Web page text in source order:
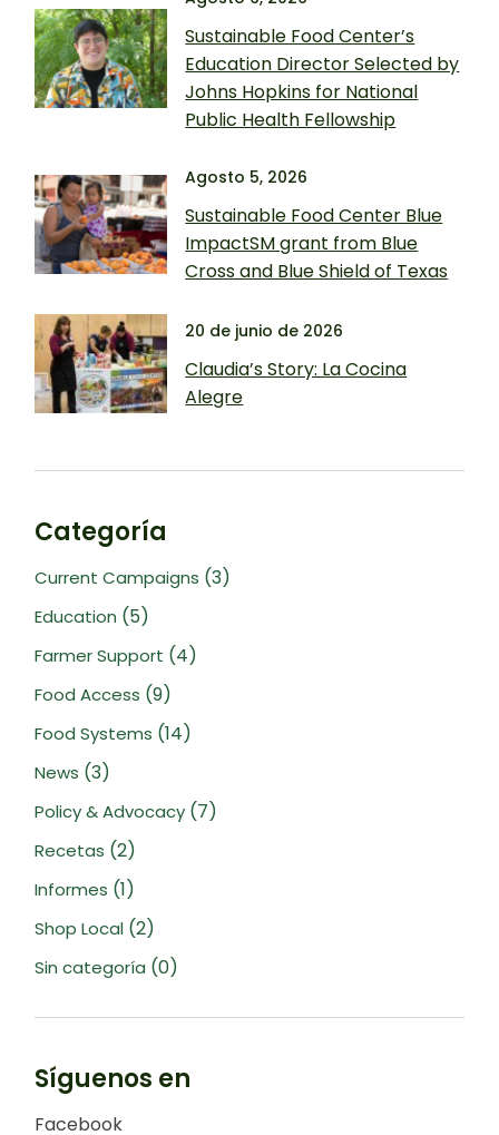
Sustainable Food Center’s
Education Director Selected by
Johns Hopkins for National
Public Health Fellowship
Agosto 5, 2026
Sustainable Food Center Blue
ImpactSM grant from Blue
Cross and Blue Shield of Texas
20 de junio de 2026
Claudia’s Story: La Cocina
Alegre
Categoría
Current Campaigns (3)
Education (5)
Farmer Support (4)
Food Access (9)
Food Systems (14)
News (3)
Policy & Advocacy (7)
Recetas (2)
Informes (1)
Shop Local (2)
Sin categoría (0)
Síguenos en
Facebook